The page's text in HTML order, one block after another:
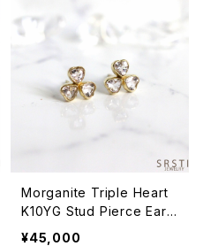
Morganite Triple Heart
K10YG Stud Pierce Earri
ng
¥45,000